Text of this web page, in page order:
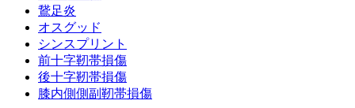
鵞足炎
オスグッド
シンスプリント
前十字靭帯損傷
後十字靭帯損傷
膝内側側副靭帯損傷